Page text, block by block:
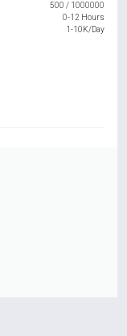
500 / 1000000
0-12 Hours
1-10K/Day